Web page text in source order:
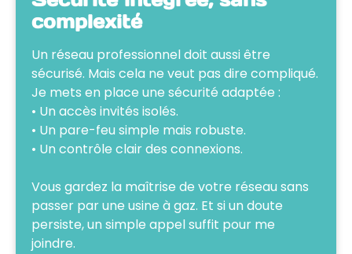
complexité
Un réseau professionnel doit aussi être
sécurisé. Mais cela ne veut pas dire compliqué.
Je mets en place une sécurité adaptée :
• Un accès invités isolés.
• Un pare-feu simple mais robuste.
• Un contrôle clair des connexions.
Vous gardez la maîtrise de votre réseau sans
passer par une usine à gaz. Et si un doute
persiste, un simple appel suffit pour me
joindre.